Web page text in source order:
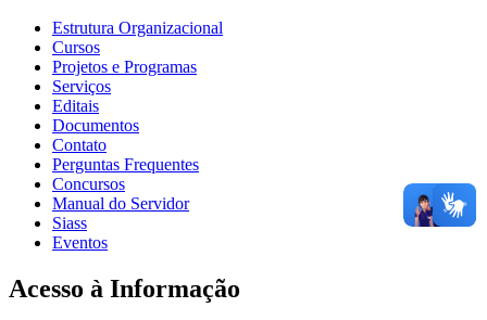
Estrutura Organizacional
Cursos
Projetos e Programas
Serviços
Editais
Documentos
Contato
Perguntas Frequentes
Concursos
Manual do Servidor
Siass
Eventos
Acesso à Informação